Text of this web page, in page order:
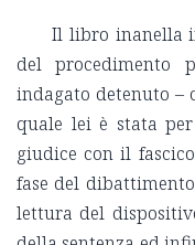
Il libro inanella
del procedimento
indagato detenuto –
quale lei è stata
giudice con il
fase del
lettura del